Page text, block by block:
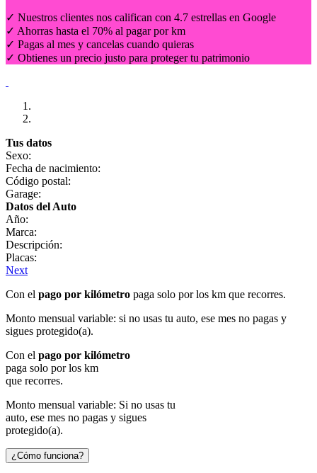
✓ Nuestros clientes nos califican con 4.7 estrellas en Google
✓ Ahorras hasta el 70% al pagar por km
✓ Pagas al mes y cancelas cuando quieras
✓ Obtienes un precio justo para proteger tu patrimonio
Tus datos
Sexo:
Fecha de nacimiento:
Código postal:
Garage:
Datos del Auto
Año:
Marca:
Descripción:
Placas:
Next
Con el pago por kilómetro paga solo por los km que recorres.
Monto mensual variable: si no usas tu auto, ese mes no pagas y
sigues protegido(a).
Con el pago por kilómetro
paga solo por los km
que recorres.
Monto mensual variable: Si no usas tu
auto, ese mes no pagas y sigues
protegido(a).
¿Cómo funciona?